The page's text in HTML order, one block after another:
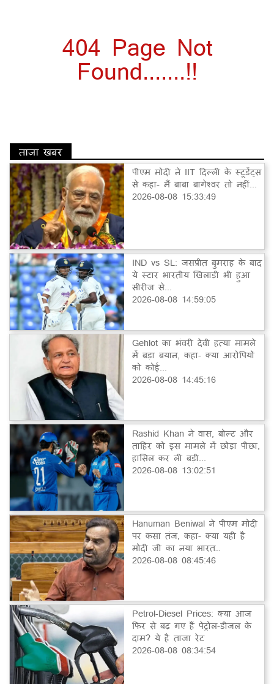
404 Page Not
Found.......!!
ताज़ा खबर
पीएम मोदी ने IIT दिल्ली के स्टूडेंट्स
से कहा- मैं बाबा बागेश्वर तो नहीं...
2026-08-08 15:33:49
IND vs SL: जसप्रीत बुमराह के बाद
ये स्टार भारतीय खिलाड़ी भी हुआ
सीरीज से...
2026-08-08 14:59:05
Gehlot का भंवरी देवी हत्या मामले
में बड़ा बयान, कहा- क्या आरोपियों
को कोई...
2026-08-08 14:45:16
Rashid Khan ने वास, बोल्ट और
ताहिर को इस मामले में छोड़ा पीछा,
हासिल कर ली बड़ी...
2026-08-08 13:02:51
Hanuman Beniwal ने पीएम मोदी
पर कसा तंज, कहा- क्या यही है
मोदी जी का नया भारत…
2026-08-08 08:45:46
Petrol-Diesel Prices: क्या आज
फिर से बढ़ गए हैं पेट्रोल-डीजल के
दाम? ये है ताजा रेट
2026-08-08 08:34:54